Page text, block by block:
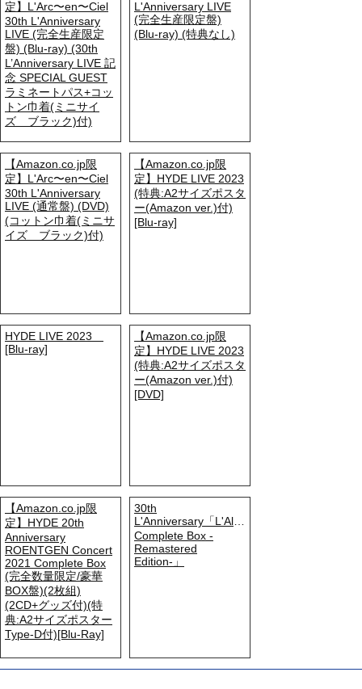
定】L'Arc〜en〜Ciel
30th L'Anniversary
LIVE (完全生産限定
盤) (Blu-ray) (30th
L’Anniversary LIVE 記
念 SPECIAL GUEST
ラミネートパス+コッ
トン巾着(ミニサイ
ズ ブラック)付)
L'Anniversary LIVE
(完全生産限定盤)
(Blu-ray) (特典なし)
【Amazon.co.jp限
定】L'Arc〜en〜Ciel
30th L'Anniversary
LIVE (通常盤) (DVD)
(コットン巾着(ミニサ
イズ ブラック)付)
【Amazon.co.jp限
定】HYDE LIVE 2023
(特典:A2サイズポスタ
ー(Amazon ver.)付)
[Blu-ray]
HYDE LIVE 2023
[Blu-ray]
【Amazon.co.jp限
定】HYDE LIVE 2023
(特典:A2サイズポスタ
ー(Amazon ver.)付)
[DVD]
【Amazon.co.jp限
定】HYDE 20th
Anniversary
ROENTGEN Concert
2021 Complete Box
(完全数量限定/豪華
BOX盤)(2枚組)
(2CD+グッズ付)(特
典:A2サイズポスター
Type-D付)[Blu-Ray]
30th
L'Anniversary「L'Album
Complete Box -
Remastered
Edition-」